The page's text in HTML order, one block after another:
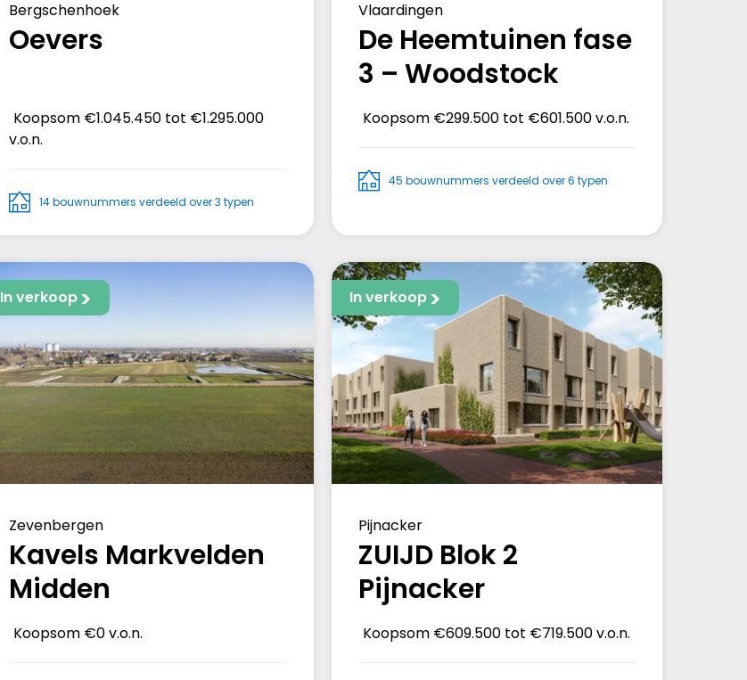
Bergschenhoek
Oevers
Koopsom €1.045.450 tot €1.295.000
v.o.n.
14 bouwnummers verdeeld over 3 typen
Vlaardingen
De Heemtuinen fase
3 – Woodstock
Koopsom€299.500 tot €601.500 v.o.n.
45 bouwnummers verdeeld over 6 typen
In verkoop
Zevenbergen
Kavels Markvelden
Midden
Koopsom €0 v.o.n.
In verkoop
Pijnacker
ZUIJD Blok 2
Pijnacker
Koopsom€609.500 tot €719.500 v.o.n.